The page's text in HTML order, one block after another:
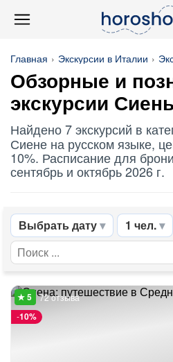
Главная Экскурсии в Италии
Обзорные и
экскурсии
Найдено 7 экскурсий в
Сиене на русском языке,
10%. Расписание для
сентябрь и октябрь 2026 г.
Выбрать дату 1 чел.
-10%
72 отзыва